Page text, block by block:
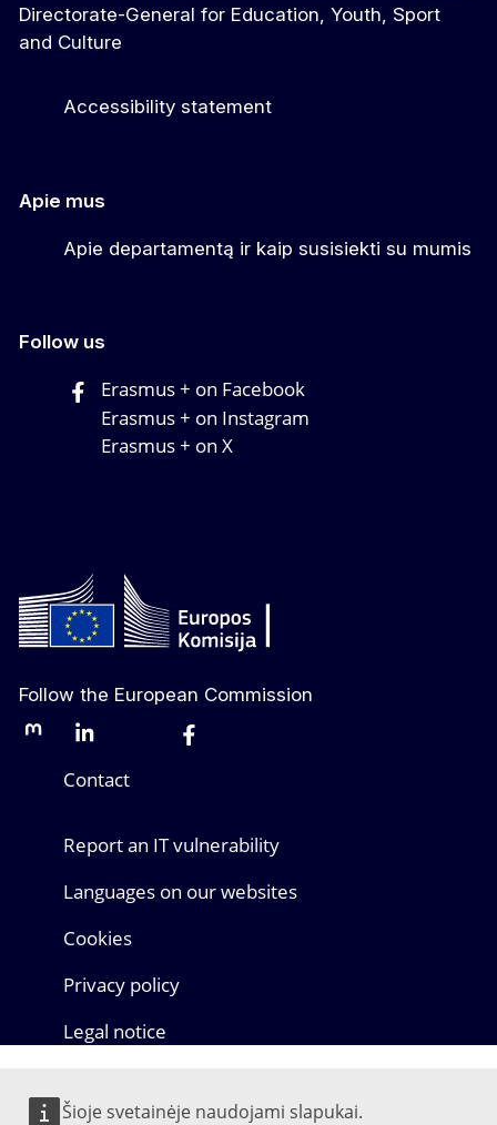
Šioje svetainėje naudojami slapukai.
Directorate-General for Education, Youth, Sport
and Culture
Accessibility statement
Apie mus
Apie departamentą ir kaip susisiekti su mumis
Follow us
Erasmus + on Facebook
Erasmus + on Instagram
Erasmus + on X
Follow the European Commission
MastodonLinkedInBlueskyFacebook
Contact
Report an IT vulnerability
Languages on our websites
Cookies
Privacy policy
Legal notice